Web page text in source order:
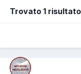
Trovato 1 risultato